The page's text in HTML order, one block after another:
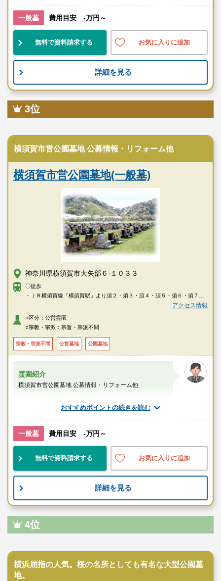
辻堂駅
駅近 公営
お墓のことなら何でもご相談ください
現地を見学して実際の雰囲気をお確かめください
霊園墓地のプロフェッショナルが無料でご案内いたしま
藤沢市営大庭台墓園の特徴
一般墓 費用目安 -万円～
無料で資料請求する お気に入りに追加
詳細を見る
3位
横須賀市営公園墓地 公募情報・リフォーム他
横須賀市営公園墓地(一般墓)
神奈川県横須賀市大矢部６-１０３３
〇徒歩
・ＪＲ横須賀線「横須賀駅」より須２・須３・須４・須５・須６・須７系
・ＪＲ横須賀線「久里浜駅」より久１３系統バス「佐原橋」下車→徒歩で
約20分
部3丁目」下車→徒歩で約10分
・京浜急行線「北久里浜駅」より久１４・久１５・久１６系統バスで約6分
アクセス情報
○区分：公営霊園
○宗教・宗派：宗旨・宗派不問
宗教・宗派不問 公営墓地 公園墓地
おすすめポイントの続きを読む
霊園紹介
横須賀市営公園墓地 公募情報・リフォーム他
北久里浜駅
公営 自然豊 宗教不問
お墓のことなら何でもご相談ください
現地を見学して実際の雰囲気をお確かめください
霊園墓地のプロフェッショナルが無料でご案内いたしま
一般墓 費用目安 -万円～
無料で資料請求する お気に入りに追加
詳細を見る
4位
横浜屈指の人気。桜の名所としても有名な大型公園墓
地。